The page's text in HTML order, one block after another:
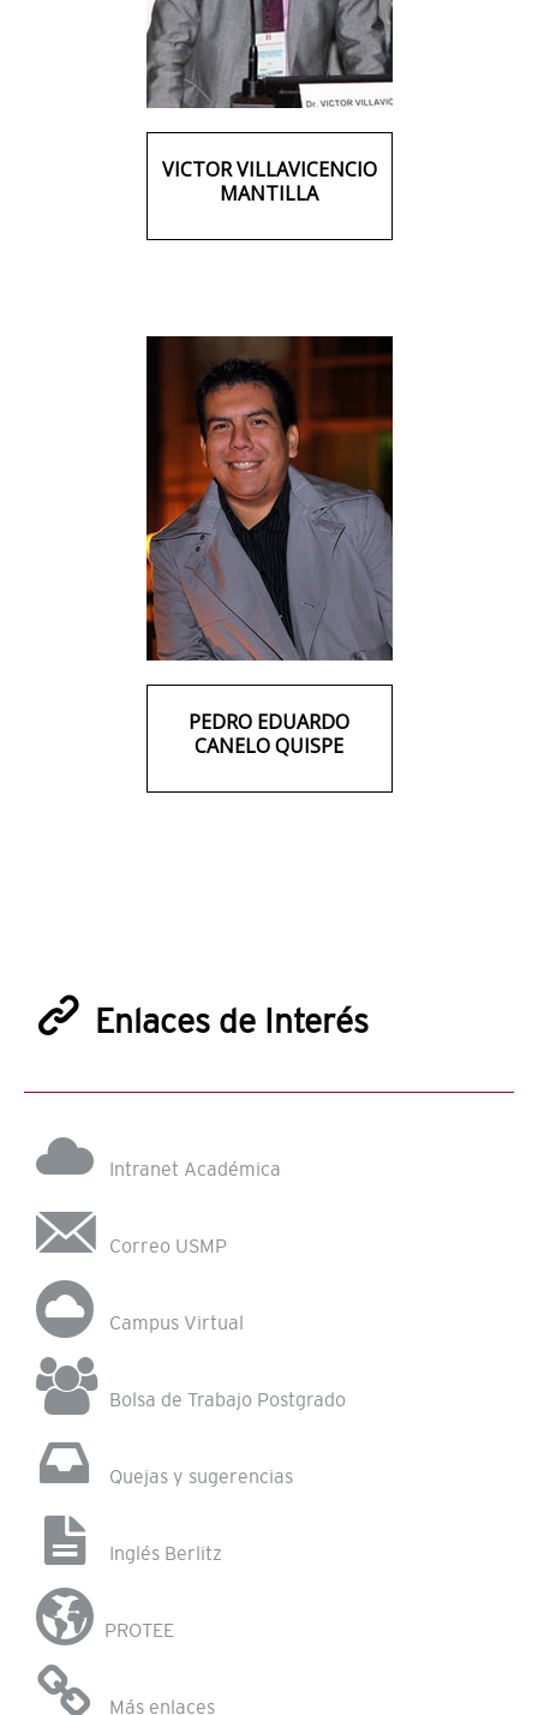
VICTOR VILLAVICENCIO
MANTILLA
PEDRO EDUARDO
CANELO QUISPE
Enlaces de Interés
Intranet Académica
Correo USMP
Campus Virtual
Bolsa de Trabajo Postgrado
Quejas y sugerencias
Inglés Berlitz
PROTEE
Más enlaces